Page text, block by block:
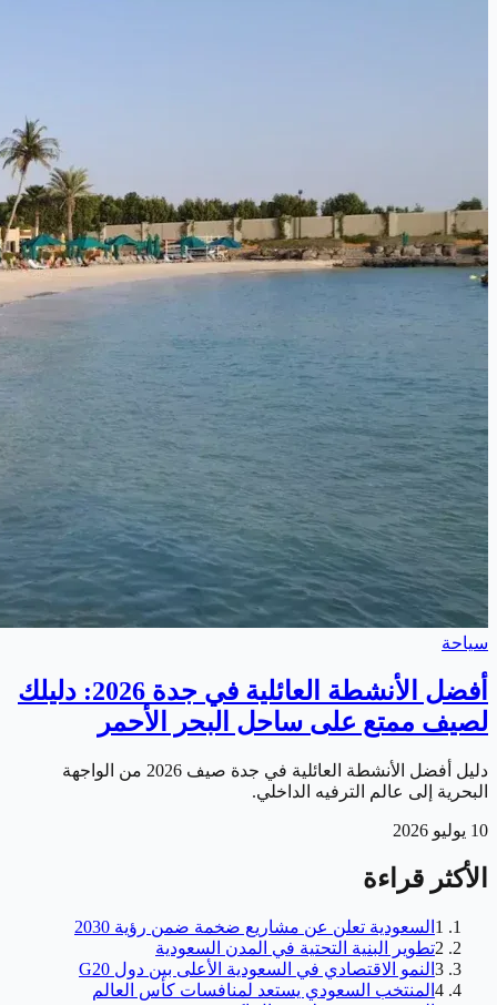
سياحة
أفضل الأنشطة العائلية في جدة 2026: دليلك
لصيف ممتع على ساحل البحر الأحمر
دليل أفضل الأنشطة العائلية في جدة صيف 2026 من الواجهة
البحرية إلى عالم الترفيه الداخلي.
10 يوليو 2026
الأكثر قراءة
1 السعودية تعلن عن مشاريع ضخمة ضمن رؤية 2030
2تطوير البنية التحتية في المدن السعودية
3 النمو الاقتصادي في السعودية الأعلى بين دول G20
4 المنتخب السعودي يستعد لمنافسات كأس العالم